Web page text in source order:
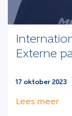
Externe
17 oktober 2023
Lees meer